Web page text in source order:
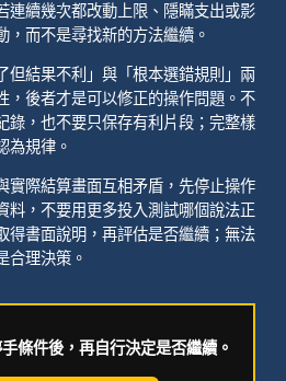
連續幾次都改動上限、隱瞞支出或影
，而不是尋找新的方法繼續。
但結果不利」與「根本選錯規則」兩
，後者才是可以修正的操作問題。不
錄，也不要只保存有利片段；完整樣
為規律。
實際結算畫面互相矛盾，先停止操作
料，不要用更多投入測試哪個說法正
得書面說明，再評估是否繼續；無法
合理決策。
條件後，再自行決定是否繼續。